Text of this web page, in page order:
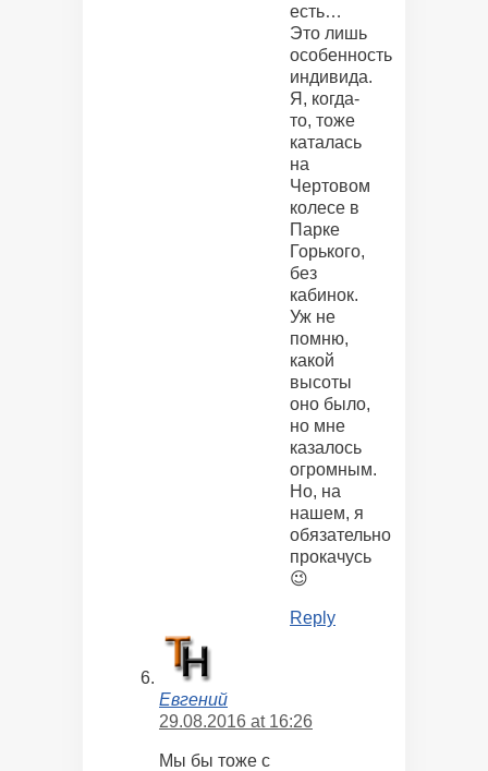
есть…
Это лишь
особенность
индивида.
Я, когда-
то, тоже
каталась
на
Чертовом
колесе в
Парке
Горького,
без
кабинок.
Уж не
помню,
какой
высоты
оно было,
но мне
казалось
огромным.
Но, на
нашем, я
обязательно
прокачусь
😉
Reply
Евгений
29.08.2016 at 16:26
Мы бы тоже с